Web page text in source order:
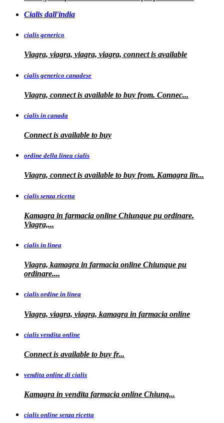
Cialis dall'india
cialis generico
Viagra, viagra, viagra, viagra, connect is available
cialis generico canadese
Viagra, connect is available to buy from. Connec...
cialis in canada
Connect is available to buy
ordine della linea cialis
Viagra, connect is available to buy from. Kamagra lin...
cialis senza ricetta
Kamagra in farmacia online Chiunque pu ordinare.
Viagra,...
cialis in linea
Viagra, kamagra in farmacia online Chiunque pu
ordinare....
cialis ordine in linea
Viagra, viagra, viagra, kamagra in farmacia online
cialis vendita online
Connect is available to buy fr...
vendita online di cialis
Kamagra in vendita farmacia online Chiunq...
cialis online senza ricetta